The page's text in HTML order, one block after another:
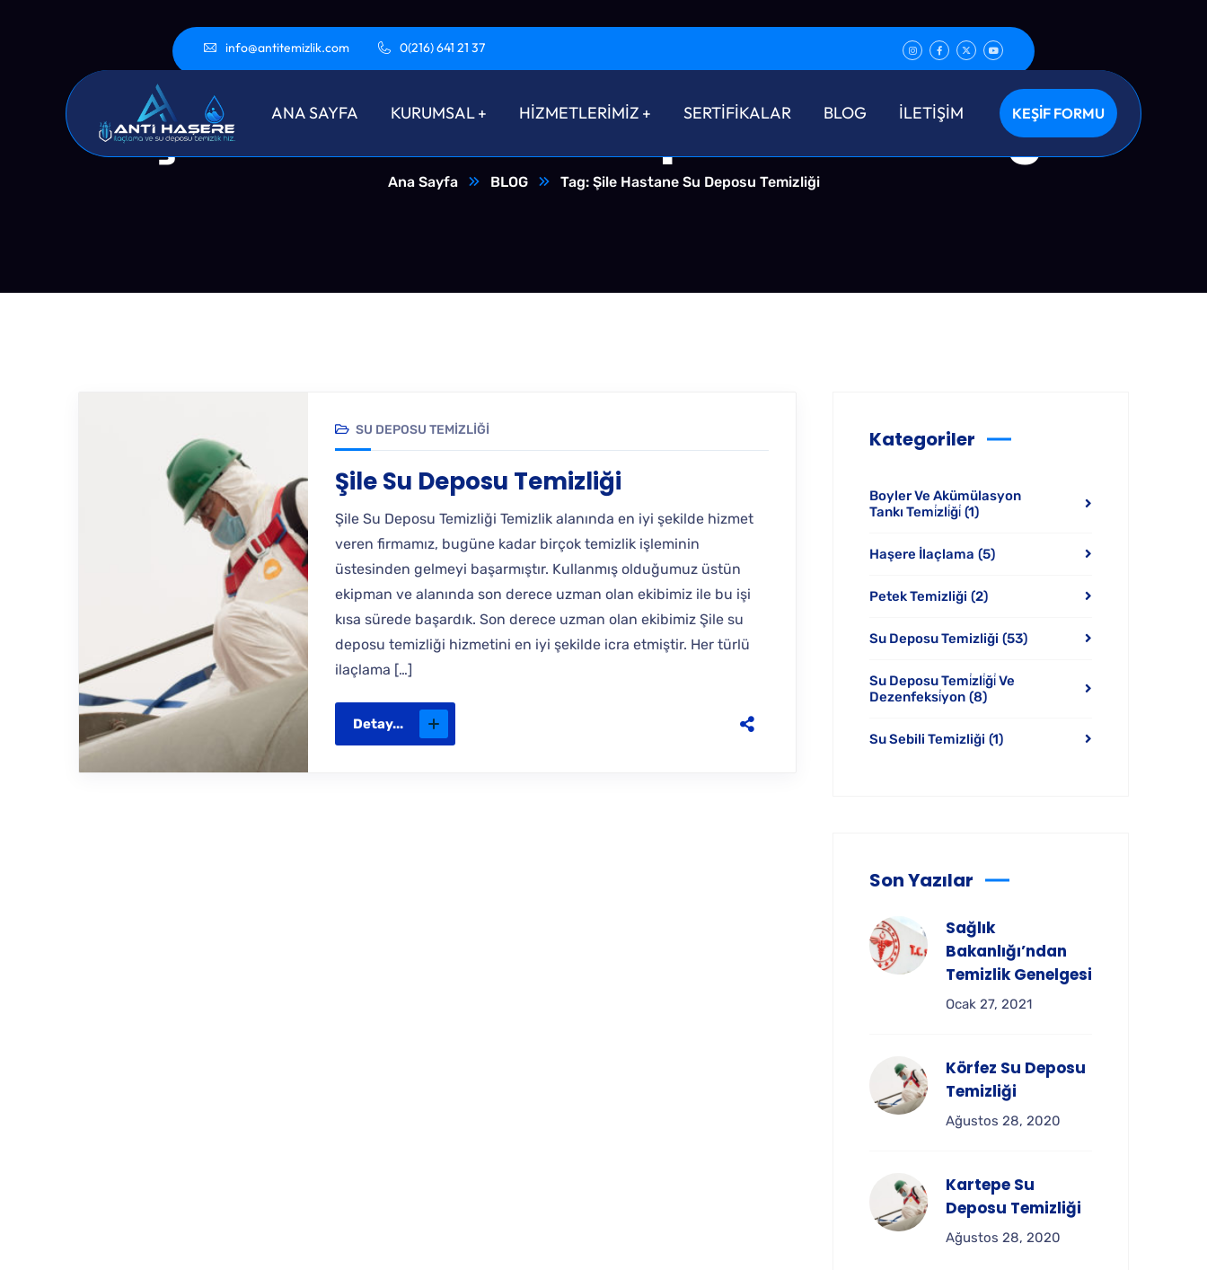
info@antitemizlik.com 0(216) 641 21 37
ANA SAYFA KURUMSAL HİZMETLERİMİZ SERTİFİKALAR BLOG İLETİŞİM KEŞİF FORMU
Şile Hastane Su Deposu Temizliği
Ana Sayfa BLOG Tag: Şile Hastane Su Deposu Temizliği
SU DEPOSU TEMIZLIĞI
Şile Su Deposu Temizliği
Şile Su Deposu Temizliği Temizlik alanında en iyi şekilde hizmet
veren firmamız, bugüne kadar birçok temizlik işleminin
üstesinden gelmeyi başarmıştır. Kullanmış olduğumuz üstün
ekipman ve alanında son derece uzman olan ekibimiz ile bu işi
kısa sürede başardık. Son derece uzman olan ekibimiz Şile su
deposu temizliği hizmetini en iyi şekilde icra etmiştir. Her türlü
ilaçlama […]
Detay...
Kategoriler
Boyler Ve Akümülasyon
Tankı Temi̇zli̇ği̇ (1)
Haşere İlaçlama (5)
Petek Temizliği (2)
Su Deposu Temizliği (53)
Su Deposu Temi̇zli̇ği̇ Ve
Dezenfeksi̇yon (8)
Su Sebili Temizliği (1)
Son Yazılar
Sağlık
Bakanlığı’ndan
Temizlik Genelgesi
Ocak 27, 2021
Körfez Su Deposu
Temizliği
Ağustos 28, 2020
Kartepe Su
Deposu Temizliği
Ağustos 28, 2020